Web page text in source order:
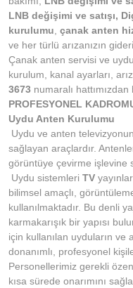
LNB değişimi ve satışı,
kurulumu, çanak anten
ve her türlü arızanızın
Çanak anten servisi ve
kurulum, kanal ayarları,
3673 numaralı
PROFESYONEL
Uydu Anten Kurulumu
Uydu ve anten
sağlayan araçlardır.
görüntüye çevirme işlevine
Uydu sistemleri TV
bilimsel amaçlı,
kullanılmaktadır. Bu denli
karmakarışık bir yapısı
için kullanılan uyduların ve
donanımlı, profesyonel
Personellerimiz gerekli
kısa sürede onarımını